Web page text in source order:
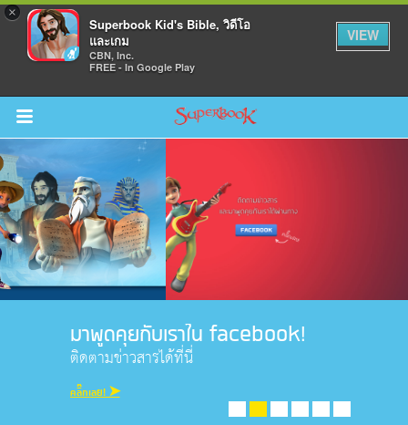
×
Superbook Kid's Bible, วิดีโอ
และเกม
CBN, Inc.
FREE - In Google Play
VIEW
Return to Content
ามรู้
ๆ
มาพูดคุยกับเราใน facebook!
ติดตามข่าวสารได้ที่นี่
คลิ๊กเลย! ➤